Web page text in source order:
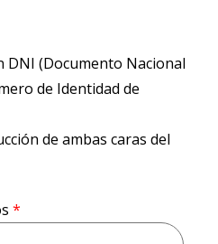
DNI (Documento Nacional
de Identidad de
de ambas caras del
*